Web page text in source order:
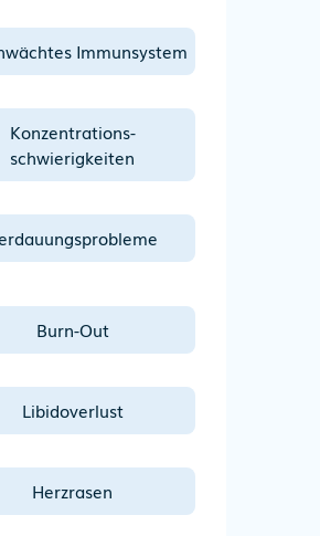
Immunsystem
Konzentrations­
schwierigkeiten
Burn-Out
Libidoverlust
Herzrasen